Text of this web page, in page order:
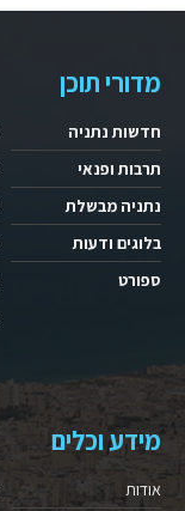
מדורי תוכן
חדשות נתניה
תרבות ופנאי
נתניה מבשלת
בלוגים ודעות
ספורט
מידע וכלים
אודות